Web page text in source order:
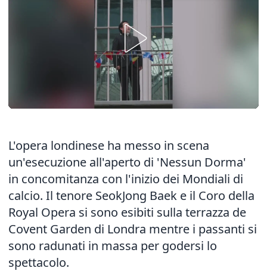
L'opera londinese ha messo in scena
un'esecuzione all'aperto di 'Nessun Dorma'
in concomitanza con l'inizio dei Mondiali di
calcio. Il tenore SeokJong Baek e il Coro della
Royal Opera si sono esibiti sulla terrazza de
Covent Garden di Londra mentre i passanti si
sono radunati in massa per godersi lo
spettacolo.